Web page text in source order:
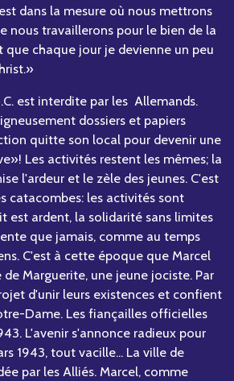
dans la mesure où nous mettrons
nous travaillerons pour le bien de la
chaque jour je devienne un peu
est interdite par les Allemands.
dossiers et papiers
quitte son local pour devenir une
Les activités restent les mêmes; la
l'ardeur et le zèle des jeunes. C'est
catacombes: les activités sont
est ardent, la solidarité sans limites
que jamais, comme au temps
C'est à cette époque que Marcel
Marguerite, une jeune jociste. Par
d'unir leurs existences et confient
Dame. Les fiançailles officielles
L'avenir s'annonce radieux pour
1943, tout vacille... La ville de
par les Alliés. Marcel, comme